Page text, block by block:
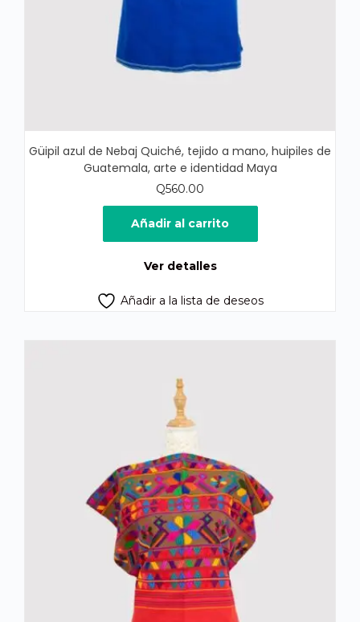
Güipil azul de Nebaj Quiché, tejido a mano, huipiles de
Guatemala, arte e identidad Maya
Q560.00
Añadir al carrito
Ver detalles
Añadir a la lista de deseos